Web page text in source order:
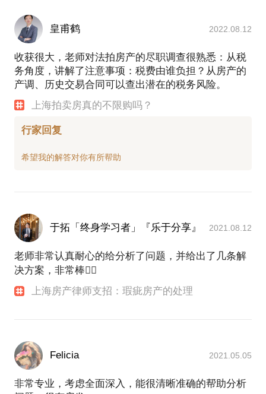
皇甫鹤 2022.08.12
收获很大，老师对法拍房产的尽职调查很熟悉：从税
务角度，讲解了注意事项：税费由谁负担？从房产的
产调、历史交易合同可以查出潜在的税务风险。
上海拍卖房真的不限购吗？
行家回复
于拓「终身学习者」『乐于分享』 2021.08.12
老师非常认真耐心的给分析了问题，并给出了几条解
决方案，非常棒👍🏻
上海房产律师支招：瑕疵房产的处理
Felicia 2021.05.05
非常专业，考虑全面深入，能很清晰准确的帮助分析